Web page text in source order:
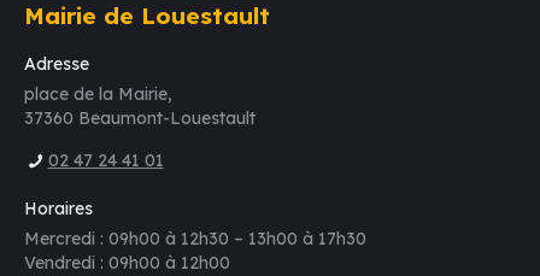
Mairie de Louestault
Adresse
place de la Mairie,
37360 Beaumont-Louestault
02 47 24 41 01
Horaires
Mercredi : 09h00 à 12h30 – 13h00 à 17h30
Vendredi : 09h00 à 12h00